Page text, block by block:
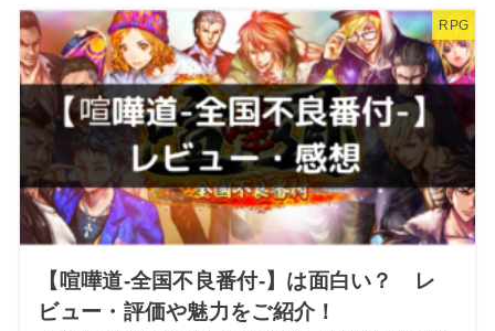
RPG
【喧嘩道-全国不良番付-】は面白い？ レ
ビュー・評価や魅力をご紹介！